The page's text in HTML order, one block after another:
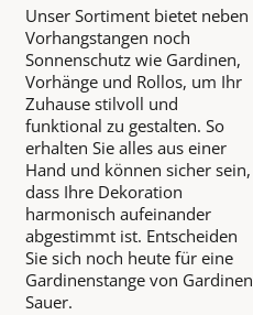
Unser Sortiment bietet neben
Vorhangstangen noch
Sonnenschutz wie Gardinen,
Vorhänge und Rollos, um Ihr
Zuhause stilvoll und
funktional zu gestalten. So
erhalten Sie alles aus einer
Hand und können sicher sein,
dass Ihre Dekoration
harmonisch aufeinander
abgestimmt ist. Entscheiden
Sie sich noch heute für eine
Gardinenstange von Gardinen
Sauer.